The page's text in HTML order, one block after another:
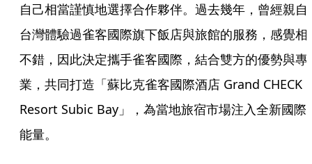
自己相當謹慎地選擇合作夥伴。過去幾年，曾經親自
台灣體驗過雀客國際旗下飯店與旅館的服務，感覺相
不錯，因此決定攜手雀客國際，結合雙方的優勢與專
業，共同打造「蘇比克雀客國際酒店 Grand CHECK
Resort Subic Bay」，為當地旅宿市場注入全新國際
能量。